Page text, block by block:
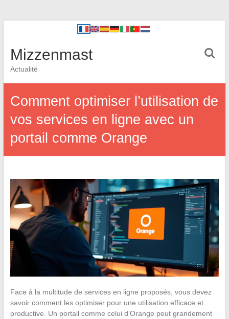
Mizzenmast
Actualité
Comment optimiser l’utilisation de
vos services en ligne avec un
portail comme Orange
Face à la multitude de services en ligne proposés, vous devez
savoir comment les optimiser pour une utilisation efficace et
productive. Un portail comme celui d’Orange peut grandement